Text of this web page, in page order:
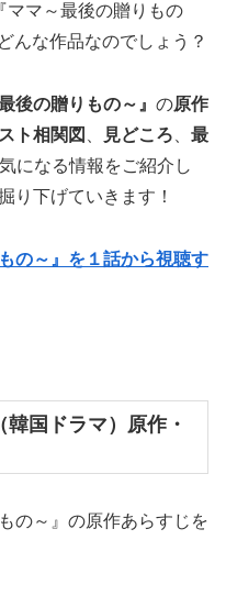
ママ～最後の贈りもの
んな作品なのでしょう？
後の贈りもの～』 の原作
ト相関図 見どころ
最
になる情報をご紹介し
り下げていきます！
の～』を１話から視聴す
国ドラマ）原作・
の～』の原作あらすじを